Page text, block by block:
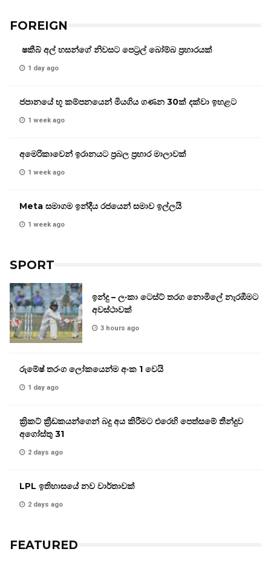
FOREIGN
ෂකීබ් අල් හසන්ගේ නිවසට පෙට්‍රල් බෝම්බ ප්‍රහාරයක්
1 day ago
ජපානයේ භූ කම්පනයෙන් මියගිය ගණන 30ක් දක්වා ඉහළට
1 week ago
අමෙරිකාවෙන් ඉරානයට ප්‍රබල ප්‍රහාර මාලාවක්
1 week ago
Meta සමාගම ඉන්දීය රජයෙන් සමාව ඉල්ලයි
1 week ago
SPORT
ඉන්දු – ලංකා ටෙස්ට් තරග නොමිලේ නැරඹීමට
අවස්ථාවක්
3 hours ago
රුමේෂ් තරංග ලෝකයෙන්ම අංක 1 වෙයි
1 day ago
ක්‍රිකට් ක්‍රීඩකයන්ගෙන් බදු අය කිරීමට එරෙහි පෙත්සමේ තීන්දුව
අගෝස්තු 31
2 days ago
LPL ඉතිහාසයේ නව වාර්තාවක්
2 days ago
FEATURED